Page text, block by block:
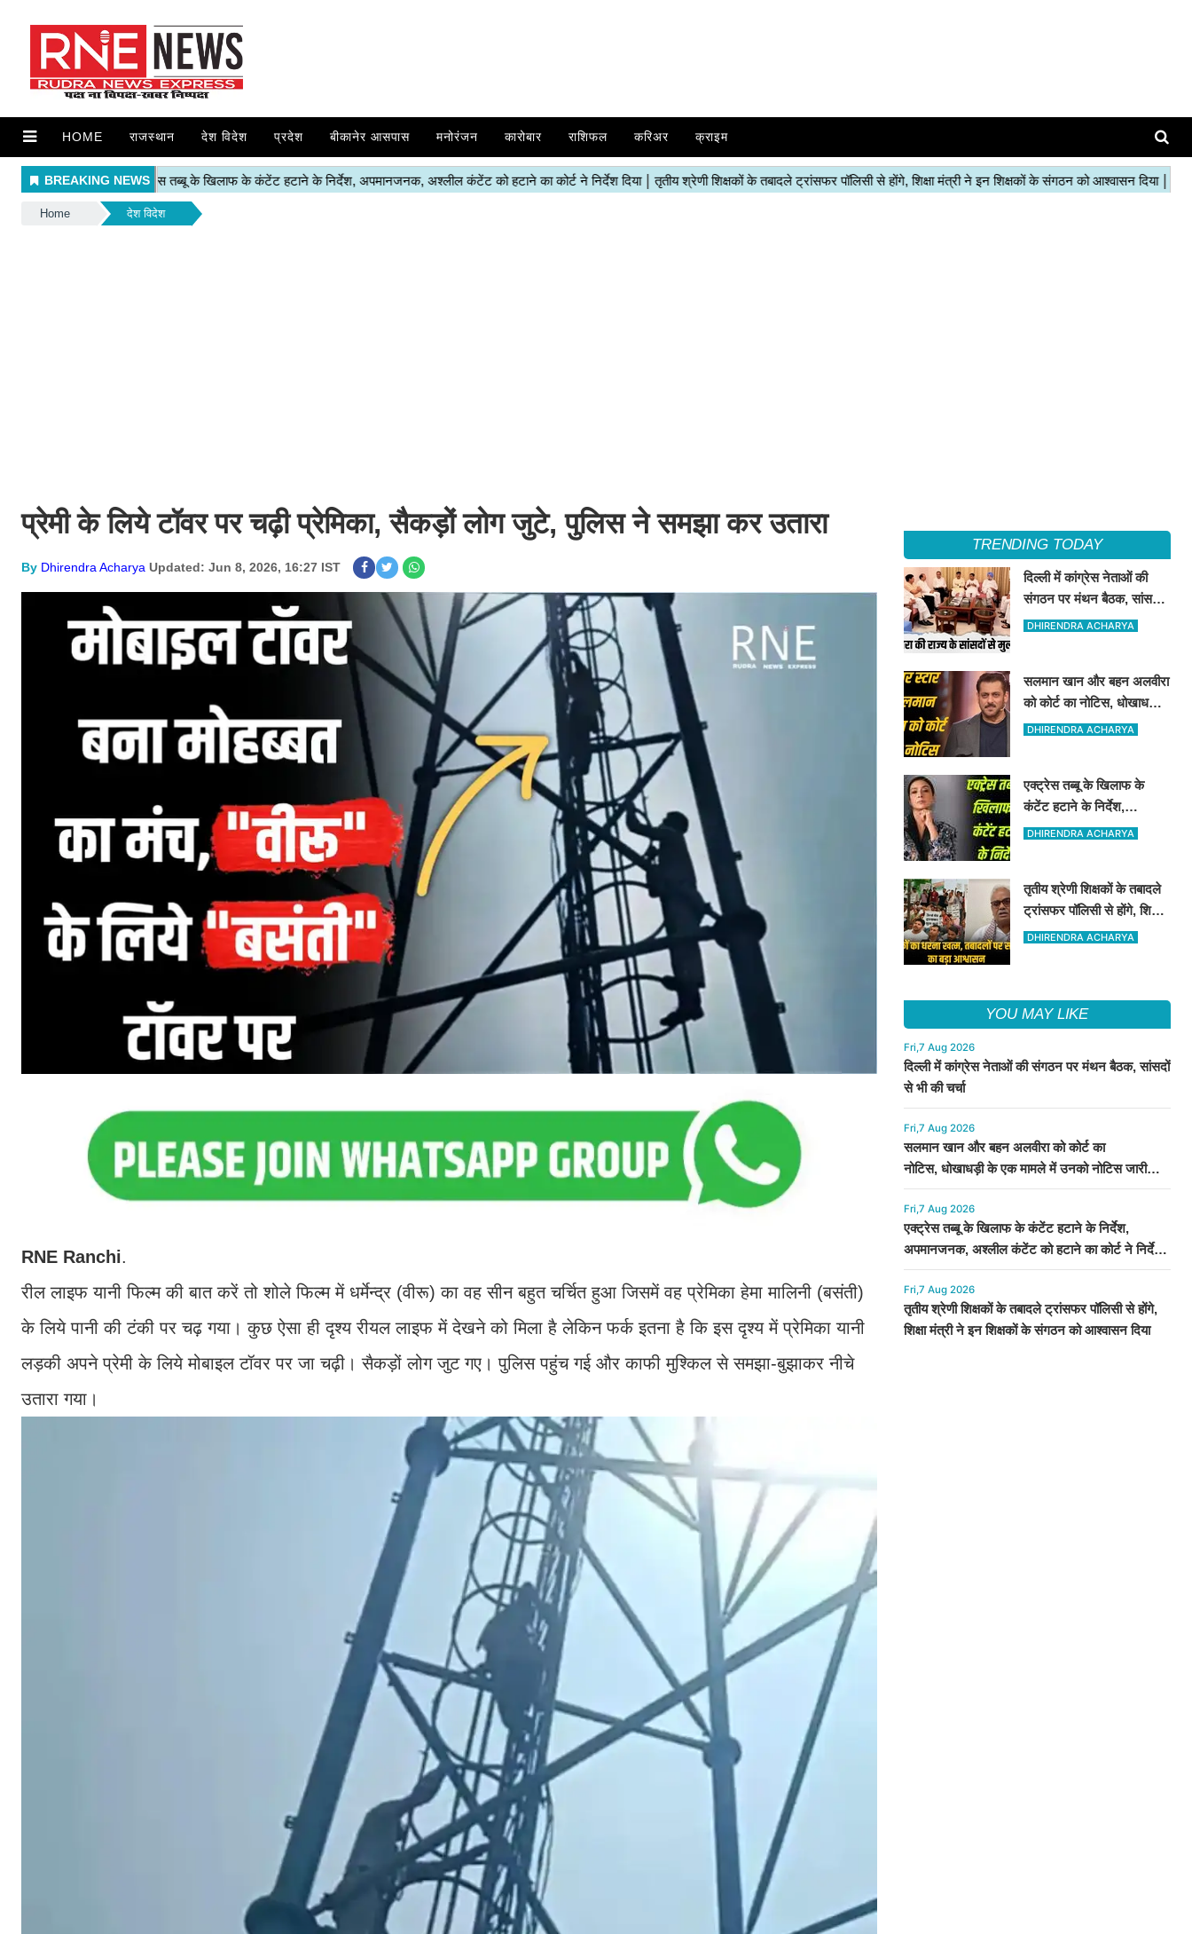
HOME राजस्थान देश विदेश प्रदेश बीकानेर आसपास मनोरंजन कारोबार राशिफल करिअर क्राइम
Home देश विदेश
प्रेमी के लिये टॉवर पर चढ़ी प्रेमिका, सैकड़ों लोग जुटे, पुलिस ने समझा कर उतारा
By Dhirendra Acharya Updated: Jun 8, 2026, 16:27 IST
RNE Ranchi.
रील लाइफ यानी फिल्म की बात करें तो शोले फिल्म में धर्मेन्द्र (वीरू) का वह सीन बहुत चर्चित हुआ जिसमें वह प्रेमिका हेमा मालिनी (बसंती)
के लिये पानी की टंकी पर चढ़ गया। कुछ ऐसा ही दृश्य रीयल लाइफ में देखने को मिला है लेकिन फर्क इतना है कि इस दृश्य में प्रेमिका यानी
लड़की अपने प्रेमी के लिये मोबाइल टॉवर पर जा चढ़ी। सैकड़ों लोग जुट गए। पुलिस पहुंच गई और काफी मुश्किल से समझा-बुझाकर नीचे
उतारा गया।
TRENDING TODAY
दिल्ली में कांग्रेस नेताओं की
संगठन पर मंथन बैठक, सांसदों
से भी की चर्चा
DHIRENDRA ACHARYA
सलमान खान और बहन अलवीरा
को कोर्ट का नोटिस, धोखाधड़ी
के एक मामले में उनको नोटिस
DHIRENDRA ACHARYA
एक्ट्रेस तब्बू के खिलाफ के
कंटेंट हटाने के निर्देश,
अपमानजनक, अश्लील कंटेंट
DHIRENDRA ACHARYA
तृतीय श्रेणी शिक्षकों के तबादले
ट्रांसफर पॉलिसी से होंगे, शिक्षा
मंत्री ने इन शिक्षकों के संगठन
DHIRENDRA ACHARYA
YOU MAY LIKE
Fri,7 Aug 2026
दिल्ली में कांग्रेस नेताओं की संगठन पर मंथन बैठक, सांसदों
से भी की चर्चा
Fri,7 Aug 2026
सलमान खान और बहन अलवीरा को कोर्ट का
नोटिस, धोखाधड़ी के एक मामले में उनको नोटिस जारी
किया गया है
Fri,7 Aug 2026
एक्ट्रेस तब्बू के खिलाफ के कंटेंट हटाने के निर्देश,
अपमानजनक, अश्लील कंटेंट को हटाने का कोर्ट ने निर्देश
दिया
Fri,7 Aug 2026
तृतीय श्रेणी शिक्षकों के तबादले ट्रांसफर पॉलिसी से होंगे,
शिक्षा मंत्री ने इन शिक्षकों के संगठन को आश्वासन दिया